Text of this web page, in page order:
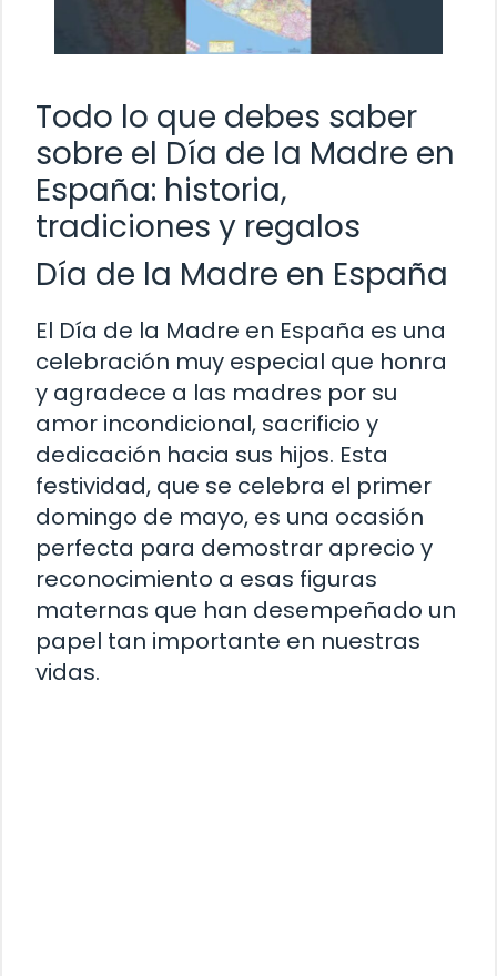
Todo lo que debes saber
sobre el Día de la Madre en
España: historia,
tradiciones y regalos
Día de la Madre en España
El Día de la Madre en España es una
celebración muy especial que honra
y agradece a las madres por su
amor incondicional, sacrificio y
dedicación hacia sus hijos. Esta
festividad, que se celebra el primer
domingo de mayo, es una ocasión
perfecta para demostrar aprecio y
reconocimiento a esas figuras
maternas que han desempeñado un
papel tan importante en nuestras
vidas.